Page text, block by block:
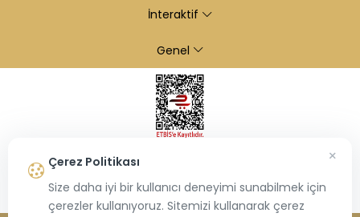
İnteraktif
Genel
Çerez Politikası
Size daha iyi bir kullanıcı deneyimi sunabilmek için
çerezler kullanıyoruz. Sitemizi kullanarak çerez
×